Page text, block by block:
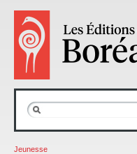
Jeunesse